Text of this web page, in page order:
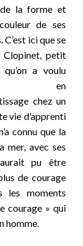
la forme et
de ses
C’est ici que se
Clopinet, petit
qu’on a voulu
en
chez un
vie d’apprenti
connu que la
mer, avec ses
pu être
de courage
les moments
courage » qui
homme.